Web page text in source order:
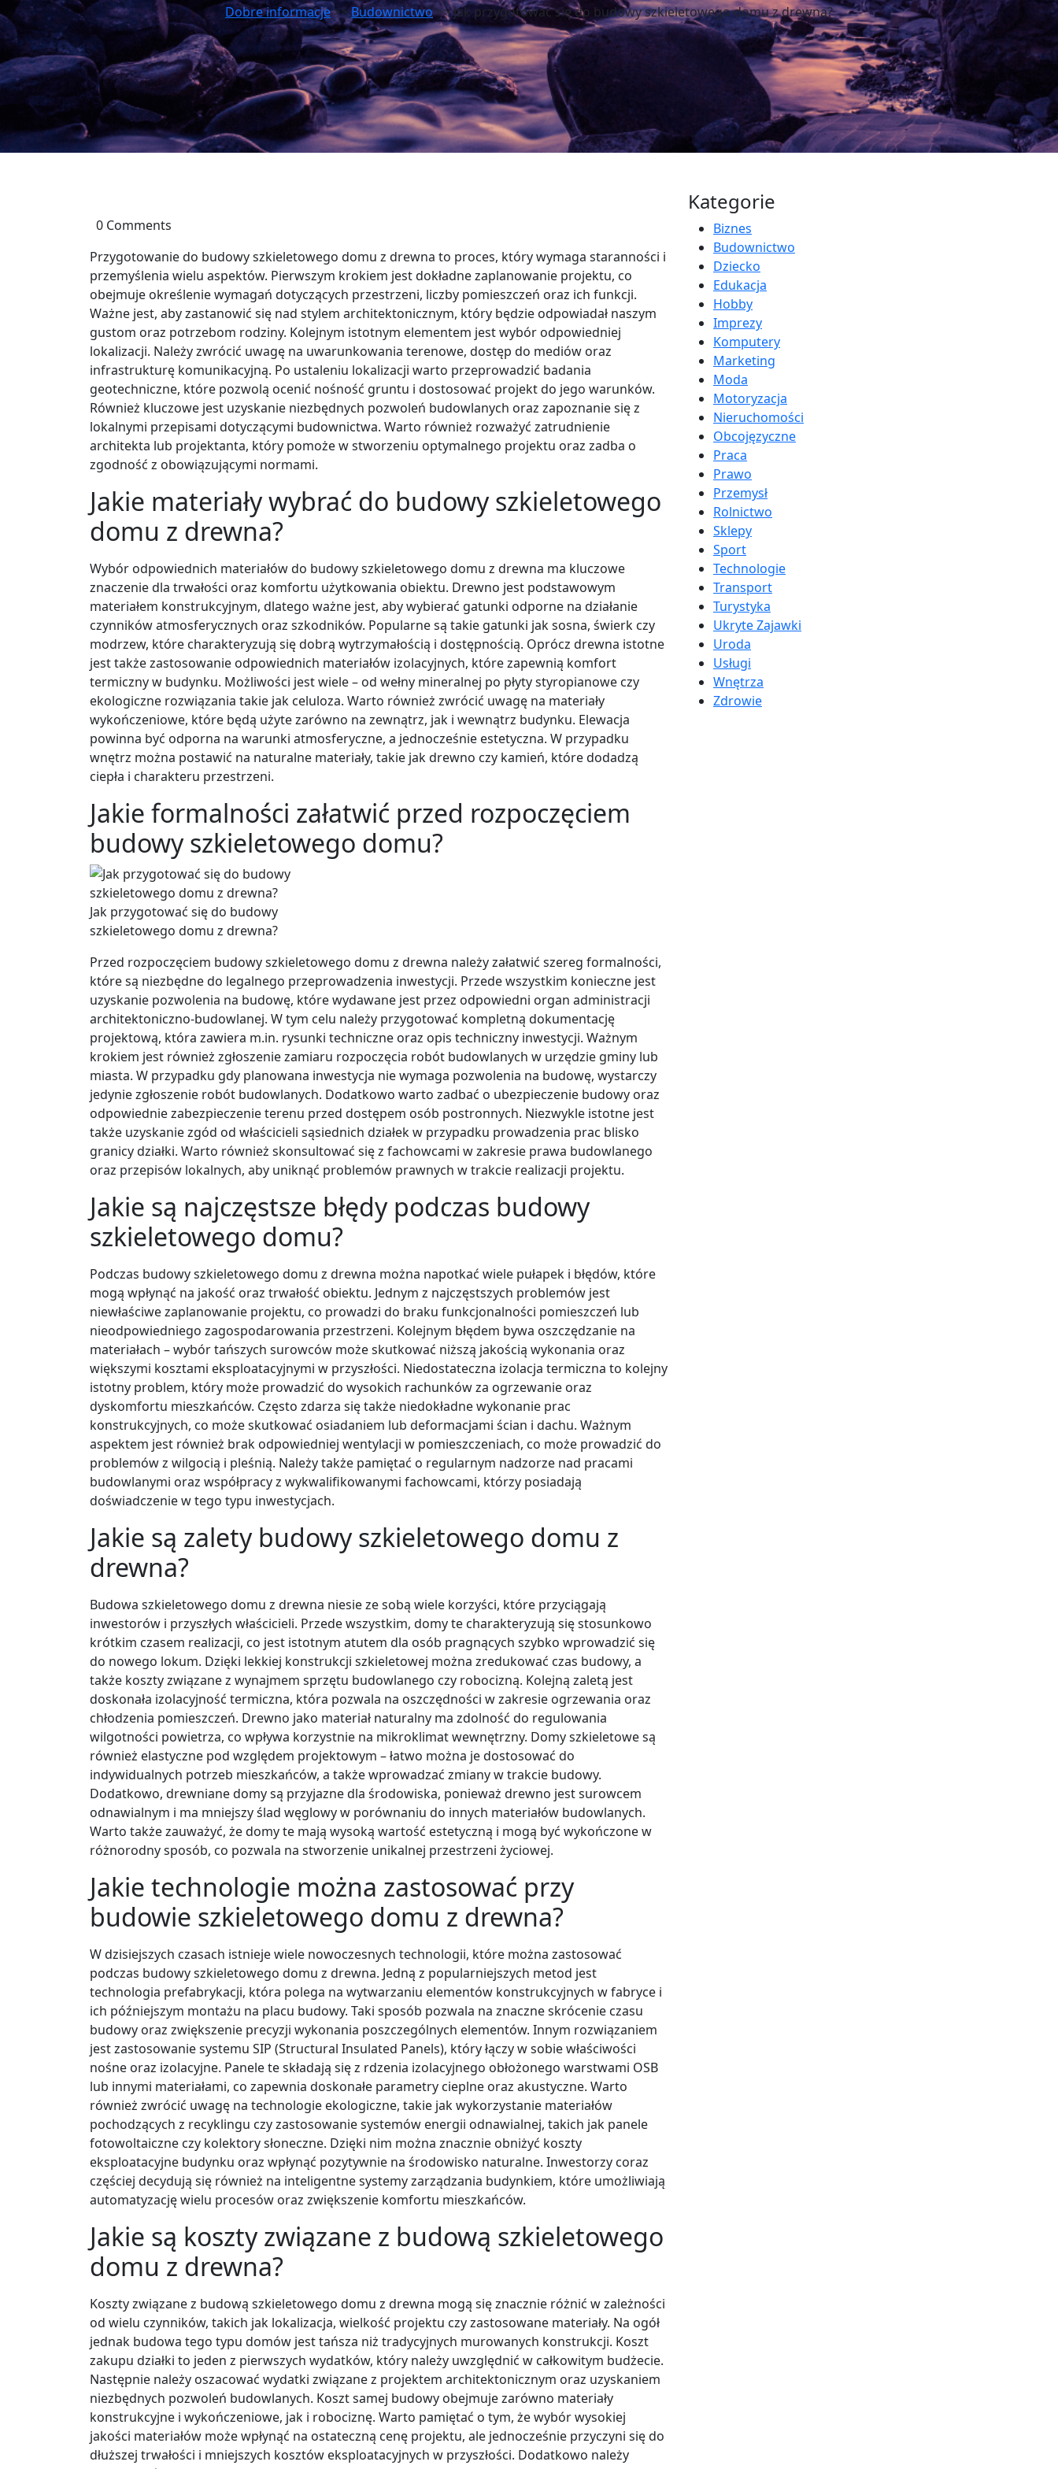
Dobre informacje>>Budownictwo>> Jak przygotować się do budowy szkieletowego domu z drewna?
0 Comments
Przygotowanie do budowy szkieletowego domu z drewna to proces, który wymaga staranności i
przemyślenia wielu aspektów. Pierwszym krokiem jest dokładne zaplanowanie projektu, co
obejmuje określenie wymagań dotyczących przestrzeni, liczby pomieszczeń oraz ich funkcji.
Ważne jest, aby zastanowić się nad stylem architektonicznym, który będzie odpowiadał naszym
gustom oraz potrzebom rodziny. Kolejnym istotnym elementem jest wybór odpowiedniej
lokalizacji. Należy zwrócić uwagę na uwarunkowania terenowe, dostęp do mediów oraz
infrastrukturę komunikacyjną. Po ustaleniu lokalizacji warto przeprowadzić badania
geotechniczne, które pozwolą ocenić nośność gruntu i dostosować projekt do jego warunków.
Również kluczowe jest uzyskanie niezbędnych pozwoleń budowlanych oraz zapoznanie się z
lokalnymi przepisami dotyczącymi budownictwa. Warto również rozważyć zatrudnienie
architekta lub projektanta, który pomoże w stworzeniu optymalnego projektu oraz zadba o
zgodność z obowiązującymi normami.
Jakie materiały wybrać do budowy szkieletowego
domu z drewna?
Wybór odpowiednich materiałów do budowy szkieletowego domu z drewna ma kluczowe
znaczenie dla trwałości oraz komfortu użytkowania obiektu. Drewno jest podstawowym
materiałem konstrukcyjnym, dlatego ważne jest, aby wybierać gatunki odporne na działanie
czynników atmosferycznych oraz szkodników. Popularne są takie gatunki jak sosna, świerk czy
modrzew, które charakteryzują się dobrą wytrzymałością i dostępnością. Oprócz drewna istotne
jest także zastosowanie odpowiednich materiałów izolacyjnych, które zapewnią komfort
termiczny w budynku. Możliwości jest wiele – od wełny mineralnej po płyty styropianowe czy
ekologiczne rozwiązania takie jak celuloza. Warto również zwrócić uwagę na materiały
wykończeniowe, które będą użyte zarówno na zewnątrz, jak i wewnątrz budynku. Elewacja
powinna być odporna na warunki atmosferyczne, a jednocześnie estetyczna. W przypadku
wnętrz można postawić na naturalne materiały, takie jak drewno czy kamień, które dodadzą
ciepła i charakteru przestrzeni.
Jakie formalności załatwić przed rozpoczęciem
budowy szkieletowego domu?
Jak przygotować się do budowy
szkieletowego domu z drewna?
Przed rozpoczęciem budowy szkieletowego domu z drewna należy załatwić szereg formalności,
które są niezbędne do legalnego przeprowadzenia inwestycji. Przede wszystkim konieczne jest
uzyskanie pozwolenia na budowę, które wydawane jest przez odpowiedni organ administracji
architektoniczno-budowlanej. W tym celu należy przygotować kompletną dokumentację
projektową, która zawiera m.in. rysunki techniczne oraz opis techniczny inwestycji. Ważnym
krokiem jest również zgłoszenie zamiaru rozpoczęcia robót budowlanych w urzędzie gminy lub
miasta. W przypadku gdy planowana inwestycja nie wymaga pozwolenia na budowę, wystarczy
jedynie zgłoszenie robót budowlanych. Dodatkowo warto zadbać o ubezpieczenie budowy oraz
odpowiednie zabezpieczenie terenu przed dostępem osób postronnych. Niezwykle istotne jest
także uzyskanie zgód od właścicieli sąsiednich działek w przypadku prowadzenia prac blisko
granicy działki. Warto również skonsultować się z fachowcami w zakresie prawa budowlanego
oraz przepisów lokalnych, aby uniknąć problemów prawnych w trakcie realizacji projektu.
Jakie są najczęstsze błędy podczas budowy
szkieletowego domu?
Podczas budowy szkieletowego domu z drewna można napotkać wiele pułapek i błędów, które
mogą wpłynąć na jakość oraz trwałość obiektu. Jednym z najczęstszych problemów jest
niewłaściwe zaplanowanie projektu, co prowadzi do braku funkcjonalności pomieszczeń lub
nieodpowiedniego zagospodarowania przestrzeni. Kolejnym błędem bywa oszczędzanie na
materiałach – wybór tańszych surowców może skutkować niższą jakością wykonania oraz
większymi kosztami eksploatacyjnymi w przyszłości. Niedostateczna izolacja termiczna to kolejny
istotny problem, który może prowadzić do wysokich rachunków za ogrzewanie oraz
dyskomfortu mieszkańców. Często zdarza się także niedokładne wykonanie prac
konstrukcyjnych, co może skutkować osiadaniem lub deformacjami ścian i dachu. Ważnym
aspektem jest również brak odpowiedniej wentylacji w pomieszczeniach, co może prowadzić do
problemów z wilgocią i pleśnią. Należy także pamiętać o regularnym nadzorze nad pracami
budowlanymi oraz współpracy z wykwalifikowanymi fachowcami, którzy posiadają
doświadczenie w tego typu inwestycjach.
Jakie są zalety budowy szkieletowego domu z
drewna?
Budowa szkieletowego domu z drewna niesie ze sobą wiele korzyści, które przyciągają
inwestorów i przyszłych właścicieli. Przede wszystkim, domy te charakteryzują się stosunkowo
krótkim czasem realizacji, co jest istotnym atutem dla osób pragnących szybko wprowadzić się
do nowego lokum. Dzięki lekkiej konstrukcji szkieletowej można zredukować czas budowy, a
także koszty związane z wynajmem sprzętu budowlanego czy robocizną. Kolejną zaletą jest
doskonała izolacyjność termiczna, która pozwala na oszczędności w zakresie ogrzewania oraz
chłodzenia pomieszczeń. Drewno jako materiał naturalny ma zdolność do regulowania
wilgotności powietrza, co wpływa korzystnie na mikroklimat wewnętrzny. Domy szkieletowe są
również elastyczne pod względem projektowym – łatwo można je dostosować do
indywidualnych potrzeb mieszkańców, a także wprowadzać zmiany w trakcie budowy.
Dodatkowo, drewniane domy są przyjazne dla środowiska, ponieważ drewno jest surowcem
odnawialnym i ma mniejszy ślad węglowy w porównaniu do innych materiałów budowlanych.
Warto także zauważyć, że domy te mają wysoką wartość estetyczną i mogą być wykończone w
różnorodny sposób, co pozwala na stworzenie unikalnej przestrzeni życiowej.
Jakie technologie można zastosować przy
budowie szkieletowego domu z drewna?
W dzisiejszych czasach istnieje wiele nowoczesnych technologii, które można zastosować
podczas budowy szkieletowego domu z drewna. Jedną z popularniejszych metod jest
technologia prefabrykacji, która polega na wytwarzaniu elementów konstrukcyjnych w fabryce i
ich późniejszym montażu na placu budowy. Taki sposób pozwala na znaczne skrócenie czasu
budowy oraz zwiększenie precyzji wykonania poszczególnych elementów. Innym rozwiązaniem
jest zastosowanie systemu SIP (Structural Insulated Panels), który łączy w sobie właściwości
nośne oraz izolacyjne. Panele te składają się z rdzenia izolacyjnego obłożonego warstwami OSB
lub innymi materiałami, co zapewnia doskonałe parametry cieplne oraz akustyczne. Warto
również zwrócić uwagę na technologie ekologiczne, takie jak wykorzystanie materiałów
pochodzących z recyklingu czy zastosowanie systemów energii odnawialnej, takich jak panele
fotowoltaiczne czy kolektory słoneczne. Dzięki nim można znacznie obniżyć koszty
eksploatacyjne budynku oraz wpłynąć pozytywnie na środowisko naturalne. Inwestorzy coraz
częściej decydują się również na inteligentne systemy zarządzania budynkiem, które umożliwiają
automatyzację wielu procesów oraz zwiększenie komfortu mieszkańców.
Jakie są koszty związane z budową szkieletowego
domu z drewna?
Koszty związane z budową szkieletowego domu z drewna mogą się znacznie różnić w zależności
od wielu czynników, takich jak lokalizacja, wielkość projektu czy zastosowane materiały. Na ogół
jednak budowa tego typu domów jest tańsza niż tradycyjnych murowanych konstrukcji. Koszt
zakupu działki to jeden z pierwszych wydatków, który należy uwzględnić w całkowitym budżecie.
Następnie należy oszacować wydatki związane z projektem architektonicznym oraz uzyskaniem
niezbędnych pozwoleń budowlanych. Koszt samej budowy obejmuje zarówno materiały
konstrukcyjne i wykończeniowe, jak i robociznę. Warto pamiętać o tym, że wybór wysokiej
jakości materiałów może wpłynąć na ostateczną cenę projektu, ale jednocześnie przyczyni się do
dłuższej trwałości i mniejszych kosztów eksploatacyjnych w przyszłości. Dodatkowo należy
Kategorie
Biznes
Budownictwo
Dziecko
Edukacja
Hobby
Imprezy
Komputery
Marketing
Moda
Motoryzacja
Nieruchomości
Obcojęzyczne
Praca
Prawo
Przemysł
Rolnictwo
Sklepy
Sport
Technologie
Transport
Turystyka
Ukryte Zajawki
Uroda
Usługi
Wnętrza
Zdrowie